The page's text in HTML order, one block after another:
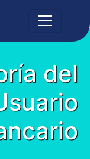
del